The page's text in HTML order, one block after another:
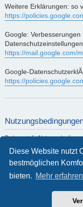
Diese Website nutzt
bestmöglichen
bieten. Mehr erfahren
Weitere Erklärungen: so
https://
Google:
Datenschutzeinstellungen
https://mail.google.com/
Google-
https://
Du kannst die
Portal Foren-